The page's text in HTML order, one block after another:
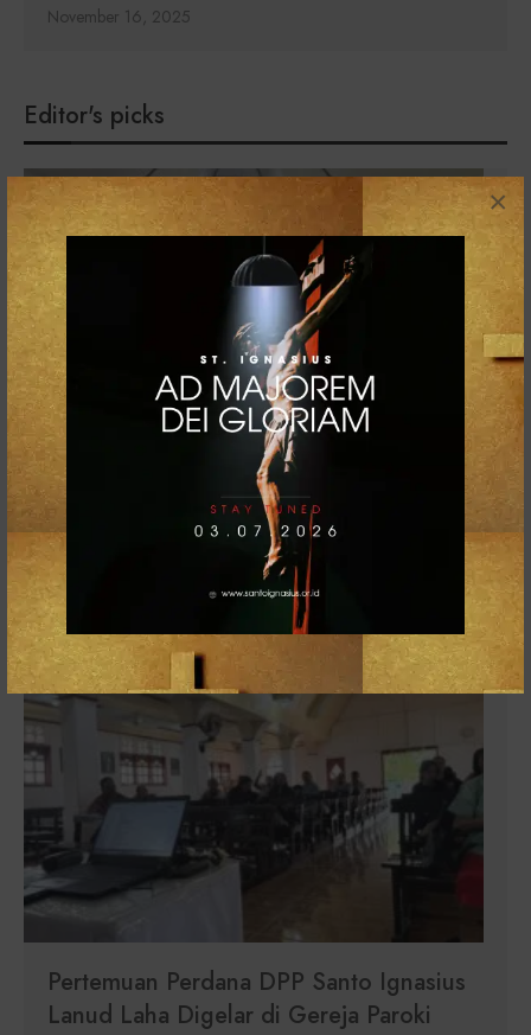
×
November 16, 2025
Editor's picks
Kunjungan Mgr. Seno Ngutra
Menguatkan SEKAMI di Stasi Hatu
January 26, 2026
Pertemuan Perdana DPP Santo Ignasius
Lanud Laha Digelar di Gereja Paroki